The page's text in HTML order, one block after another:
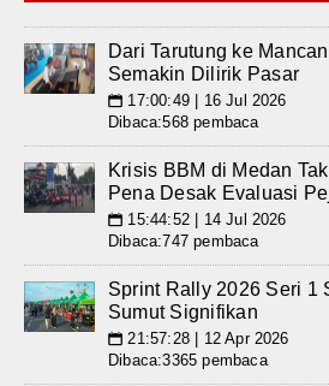
Dari Tarutung ke
Semakin Dilirik Pasar
📅 17:00:49 | 16 Jul 2026
Dibaca:568 pembaca
Krisis BBM di Medan
Pena Desak Evaluasi
📅 15:44:52 | 14 Jul 2026
Dibaca:747 pembaca
Sprint Rally 2026 Seri 1
Sumut Signifikan
📅 21:57:28 | 12 Apr 2026
Dibaca:3365 pembaca